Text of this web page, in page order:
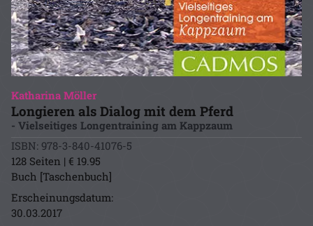
Katharina Möller
Longieren als Dialog mit dem Pferd
- Vielseitiges Longentraining am Kappzaum
ISBN: 978-3-840-41076-5
128 Seiten | € 19.95
Buch [Taschenbuch]
Erscheinungsdatum:
30.03.2017